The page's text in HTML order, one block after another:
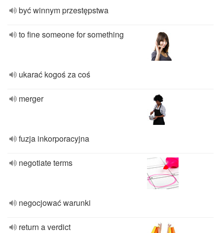
być winnym przestępstwa
to fine someone for something
ukarać kogoś za coś
merger
fuzja inkorporacyjna
negotiate terms
negocjować warunki
return a verdict